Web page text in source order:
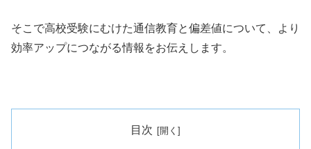
そこで高校受験にむけた通信教育と偏差値について、より
効率アップにつながる情報をお伝えします。
目次